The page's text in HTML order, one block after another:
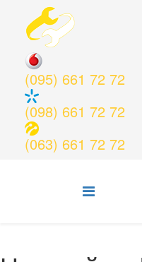
(095) 661 72 72
(098) 661 72 72
(063) 661 72 72